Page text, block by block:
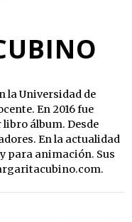
la Universidad de
En 2016 fue
álbum. Desde
En la actualidad
para animación. Sus
.